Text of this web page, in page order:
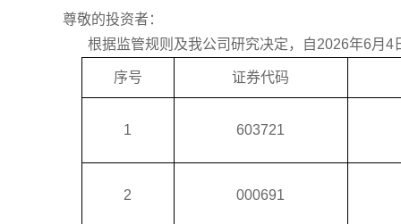
尊敬的投资者：
根据监管规则及我公司研究决定，自2026年6月4
序号 证券代码
1 603721
2 000691